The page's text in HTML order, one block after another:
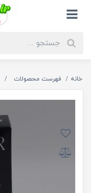
خانه فهرست محصولات